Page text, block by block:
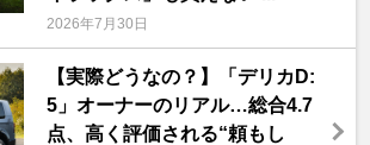
2026年7月30日
【実際どうなの？】「デリカD:
5」オーナーのリアル…総合4.7
点、高く評価される“頼もし